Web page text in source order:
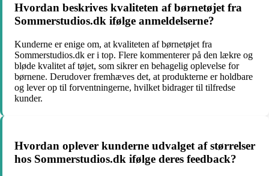
Hvordan beskrives kvaliteten af børnetøjet fra
Sommerstudios.dk ifølge anmeldelserne?
Kunderne er enige om, at kvaliteten af børnetøjet fra
Sommerstudios.dk er i top. Flere kommenterer på den lækre og
bløde kvalitet af tøjet, som sikrer en behagelig oplevelse for
børnene. Derudover fremhæves det, at produkterne er holdbare
og lever op til forventningerne, hvilket bidrager til tilfredse
kunder.
Hvordan oplever kunderne udvalget af størrelser
hos Sommerstudios.dk ifølge deres feedback?